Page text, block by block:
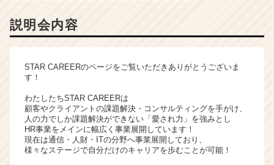
ウ
が
届
く
就
活
説明会内容
STAR CAREERのページをご覧いただきありがとうございま
す！
わたしたちSTAR CAREERは
顧客やクライアントの課題解決・コンサルティングを手がけ、
人の力でしか課題解決ができない「愛され力」を強みとし
HR事業をメインに幅広く事業展開しています！
現在は通信・人財・ITの分野へ事業展開しており、
様々なステージで自分だけのキャリアを歩むことが可能！